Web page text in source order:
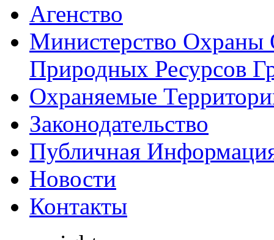
Aгенство
Министерство
Природных Ресурсов
Охраняемые
Законодательство
Публичная
Hовости
Контакты